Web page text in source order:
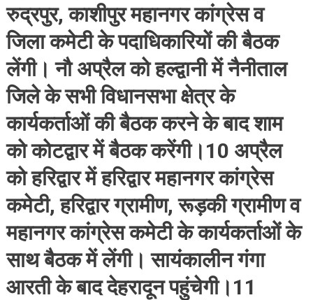
रुद्रपुर, काशीपुर महानगर कांग्रेस व
जिला कमेटी के पदाधिकारियों की बैठक
लेंगी। नौ अप्रैल को हल्द्वानी में नैनीताल
जिले के सभी विधानसभा क्षेत्र के
कार्यकर्ताओं की बैठक करने के बाद शाम
को कोटद्वार में बैठक करेंगी।10 अप्रैल
को हरिद्वार में हरिद्वार महानगर कांग्रेस
कमेटी, हरिद्वार ग्रामीण, रूड़की ग्रामीण व
महानगर कांग्रेस कमेटी के कार्यकर्ताओं के
साथ बैठक में लेंगी। सायंकालीन गंगा
आरती के बाद देहरादून पहुंचेगी।11